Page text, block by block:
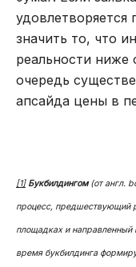
значить то, что
реальности
очередь
апсайда цены в
[1] Букбилдингом(от англ.
процесс, предшествующий
площадках и направленный
время букбилдинга